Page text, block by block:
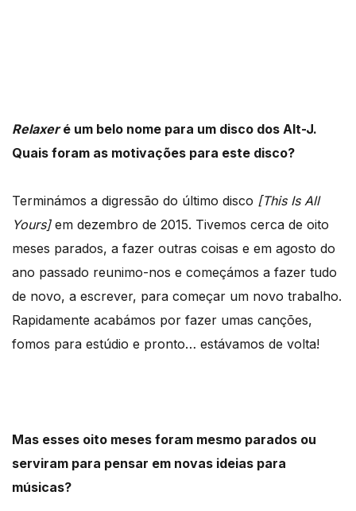
Relaxeré um belo nome para um disco dos Alt-J.
Quais foram as motivações para este disco?
Terminámos a digressão do último disco [This Is All
Yours]em dezembro de 2015. Tivemos cerca de oito
meses parados, a fazer outras coisas e em agosto do
ano passado reunimo-nos e começámos a fazer tudo
de novo, a escrever, para começar um novo trabalho.
Rapidamente acabámos por fazer umas canções,
fomos para estúdio e pronto… estávamos de volta!
Mas esses oito meses foram mesmo parados ou
serviram para pensar em novas ideias para
músicas?